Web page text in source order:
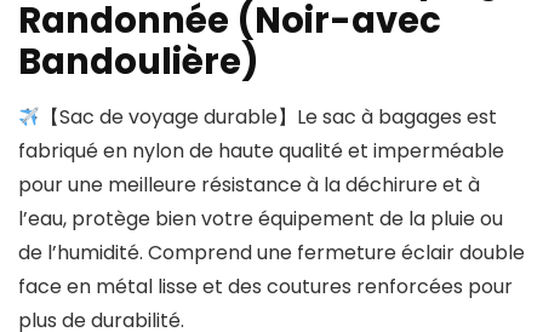
Randonnée (Noir-avec
Bandoulière)
【Sac de voyage durable】Le sac à bagages est
fabriqué en nylon de haute qualité et imperméable
pour une meilleure résistance à la déchirure et à
l’eau, protège bien votre équipement de la pluie ou
de l’humidité. Comprend une fermeture éclair double
face en métal lisse et des coutures renforcées pour
plus de durabilité.